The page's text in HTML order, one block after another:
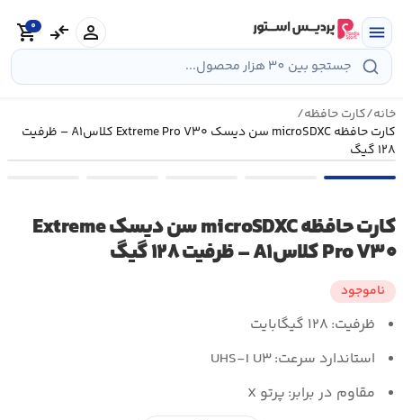
به
محتوا
menu
person
compare_arrows
shopping_cart
0
خانه/کارت حافظه/
کارت حافظه microSDXC سن دیسک Extreme Pro V۳۰ کلاسA۱ – ظرفیت
۱۲۸ گیگ
کارت حافظه microSDXC سن دیسک Extreme
Pro V۳۰ کلاسA۱ – ظرفیت ۱۲۸ گیگ
ناموجود
ظرفیت: ۱۲۸ گیگابایت
استاندارد سرعت:UHS-I U۳
مقاوم در برابر: پرتو X